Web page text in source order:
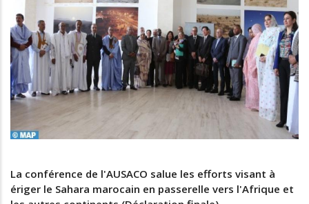
La conférence de l'AUSACO salue les efforts visant à
ériger le Sahara marocain en passerelle vers l'Afrique et